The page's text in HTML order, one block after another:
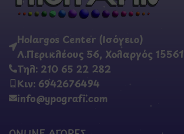
Holargos Center (Ισόγειο)
Λ.Περικλέους 56, Χολαργός 15561
Τηλ: 210 65 22 282
Κιν: 6942676494
info@ypografi.com